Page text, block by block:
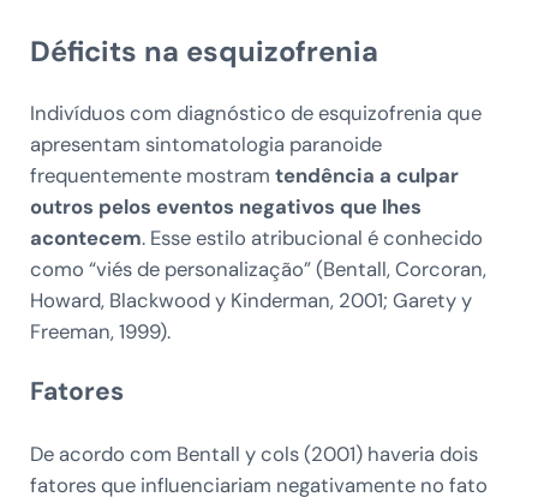
Déficits na esquizofrenia
Indivíduos com diagnóstico de esquizofrenia que
apresentam sintomatologia paranoide
frequentemente mostram tendência a culpar
outros pelos eventos negativos que lhes
acontecem. Esse estilo atribucional é conhecido
como “viés de personalização” (Bentall, Corcoran,
Howard, Blackwood y Kinderman, 2001; Garety y
Freeman, 1999).
Fatores
De acordo com Bentall y cols (2001) haveria dois
fatores que influenciariam negativamente no fato